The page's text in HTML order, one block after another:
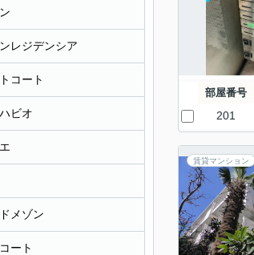
部屋番号
201
賃貸マンション
レジデンシア
コート
ビオ
メゾン
ート